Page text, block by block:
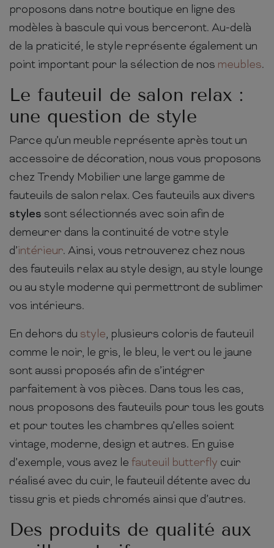
proposons dans notre boutique en ligne des
modèles à bascule qui vous berceront. Au-delà
de la praticité, le style représente également un
point important pour la sélection de nos meubles.
Le fauteuil de salon relax :
une question de style
Parce qu’un meuble représente après tout un
accessoire de décoration, nous vous proposons
chez Trendy Mobilier une large gamme de
fauteuils de salon relax. Ces fauteuils aux divers
styles sont sélectionnés avec soin afin de
demeurer dans la continuité de votre style
d’intérieur. Ainsi, vous retrouverez chez nous
des fauteuils relax au style design, au style lounge
ou au style moderne qui permettront de sublimer
vos intérieurs.
En dehors du style, plusieurs coloris de fauteuil
comme le noir, le gris, le bleu, le vert ou le jaune
sont aussi proposés afin de s’intégrer
parfaitement à vos pièces. Dans tous les cas,
nous proposons des fauteuils pour tous les gouts
et pour toutes les chambres qu’elles soient
vintage, moderne, design et autres. En guise
d’exemple, vous avez le fauteuil butterfly cuir
réalisé avec du cuir, le fauteuil détente avec du
tissu gris et pieds chromés ainsi que d’autres.
Des produits de qualité aux